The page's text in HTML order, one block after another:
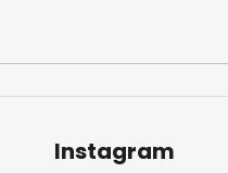
Instagram